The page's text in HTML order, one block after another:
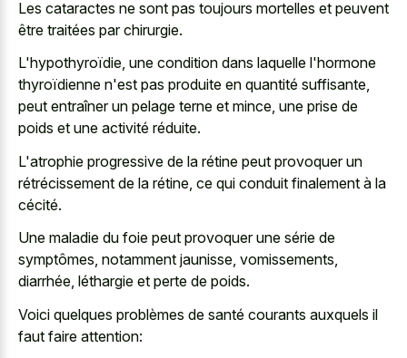
Les cataractes ne sont pas toujours mortelles et peuvent
être traitées par chirurgie.
L'hypothyroïdie, une condition dans laquelle l'hormone
thyroïdienne n'est pas produite en quantité suffisante,
peut entraîner un pelage terne et mince, une prise de
poids et une activité réduite.
L'atrophie progressive de la rétine peut provoquer un
rétrécissement de la rétine, ce qui conduit finalement à la
cécité.
Une maladie du foie peut provoquer une série de
symptômes, notamment jaunisse, vomissements,
diarrhée, léthargie et perte de poids.
Voici quelques problèmes de santé courants auxquels il
faut faire attention: